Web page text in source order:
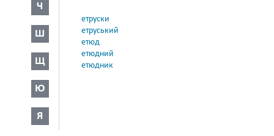
Ч
Ш
Щ
Ю
Я
етруски
етруський
етюд
етюдний
етюдник